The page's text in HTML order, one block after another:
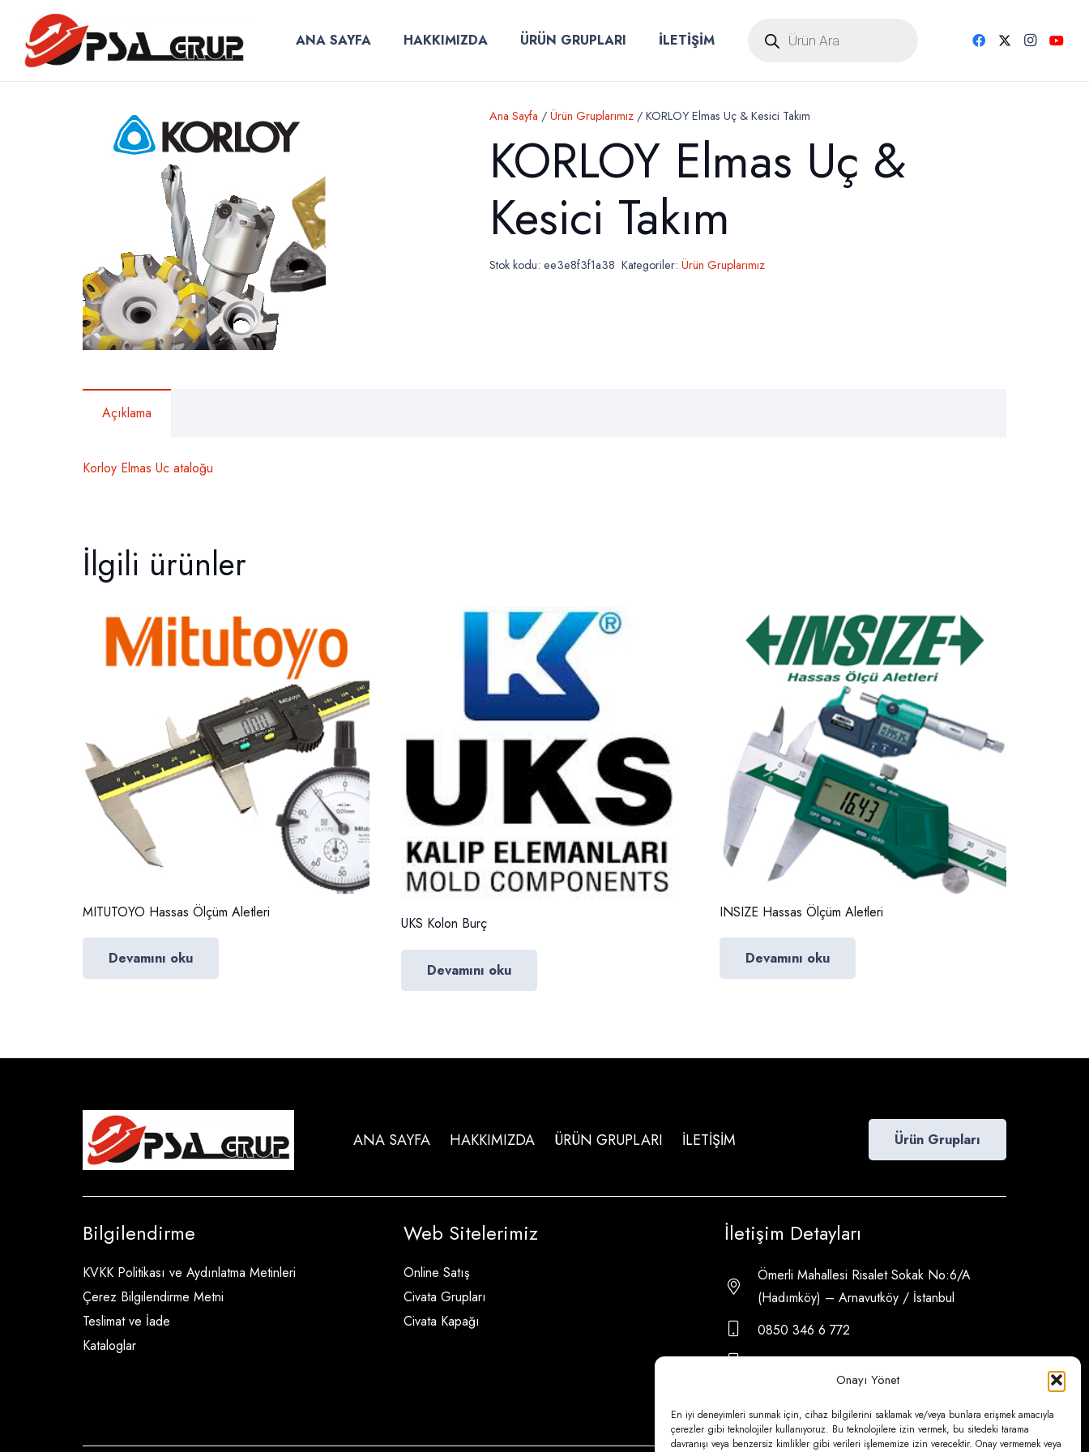
Onayı Yönet
En iyi deneyimleri sunmak için, cihaz bilgilerini saklamak ve/veya bunlara erişmek amacıyla
çerezler gibi teknolojiler kullanıyoruz. Bu teknolojilere izin vermek, bu sitedeki tarama
davranışı veya benzersiz kimlikler gibi verileri işlememize izin verecektir. Onay vermemek veya
ANA SAYFA HAKKIMIZDA ÜRÜN GRUPLARI İLETİŞİM search
Ana Sayfa / Ürün Gruplarımız/ KORLOY Elmas Uç & Kesici Takım
KORLOY Elmas Uç &
Kesici Takım
Stok kodu: ee3e8f3f1a38 Kategoriler:Ürün Gruplarımız
Açıklama
Korloy Elmas Uc ataloğu
İlgili ürünler
MITUTOYO Hassas Ölçüm Aletleri
Devamını oku
UKS Kolon Burç
Devamını oku
INSIZE Hassas Ölçüm Aletleri
Devamını oku
ANA SAYFA HAKKIMIZDA ÜRÜN GRUPLARI İLETİŞİM Ürün Grupları
Bilgilendirme
KVKK Politikası ve Aydınlatma Metinleri
Çerez Bilgilendirme Metni
Teslimat ve İade
Kataloglar
Web Sitelerimiz
Online Satış
Civata Grupları
Civata Kapağı
İletişim Detayları
Ömerli Mahallesi Risalet Sokak No:6/A
(Hadımköy) – Arnavutköy / İstanbul
0850 346 6 772
0535 500 08 14